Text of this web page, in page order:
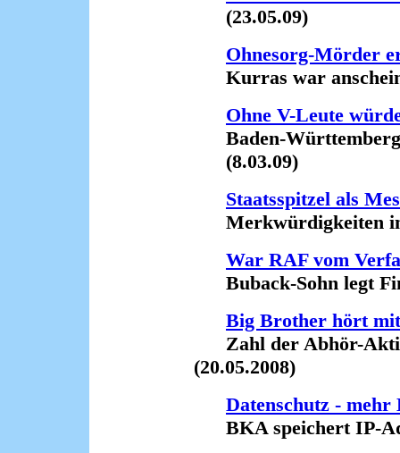
(23.05.09)
Ohnesorg-Mörder
Kurras war
Ohne V-Leute
Baden-
(8.03.09)
Staatsspitzel als
Merkwürdigkeiten
War RAF vom
Buback-Sohn legt
Big Brother hört mit
Zahl der Abhör-
(20.05.2008)
Datenschutz - mehr
BKA speichert IP-